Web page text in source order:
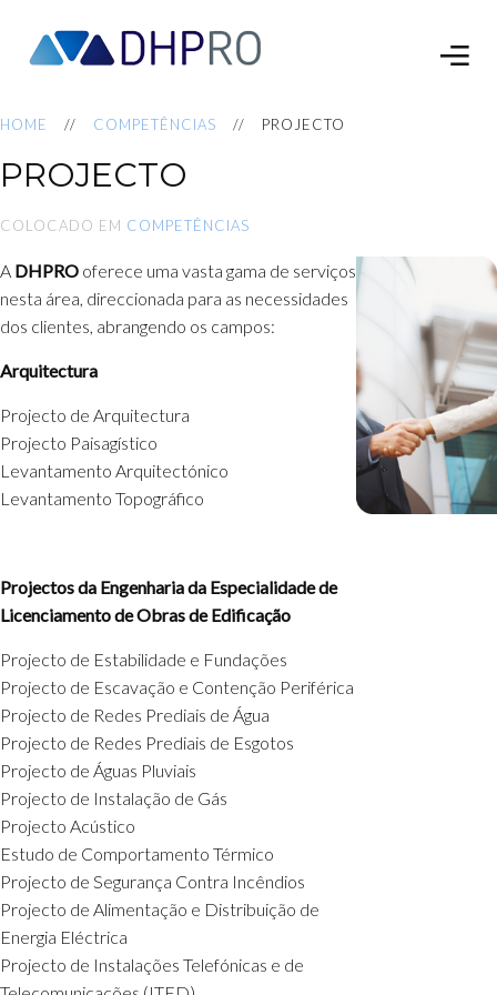
HOME COMPETÊNCIAS PROJECTO
PROJECTO
COLOCADO EM COMPETÊNCIAS
A DHPRO oferece uma vasta gama de serviços
nesta área, direccionada para as necessidades
dos clientes, abrangendo os campos:
Arquitectura
Projecto de Arquitectura
Projecto Paisagístico
Levantamento Arquitectónico
Levantamento Topográfico
Projectos da Engenharia da Especialidade de
Licenciamento de Obras de Edificação
Projecto de Estabilidade e Fundações
Projecto de Escavação e Contenção Periférica
Projecto de Redes Prediais de Água
Projecto de Redes Prediais de Esgotos
Projecto de Águas Pluviais
Projecto de Instalação de Gás
Projecto Acústico
Estudo de Comportamento Térmico
Projecto de Segurança Contra Incêndios
Projecto de Alimentação e Distribuição de
Energia Eléctrica
Projecto de Instalações Telefónicas e de